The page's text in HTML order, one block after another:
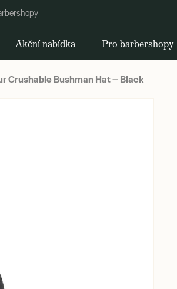
Akční nabídka Pro barbershopy
Crushable Bushman Hat — Black